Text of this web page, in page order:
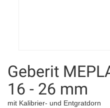
Geberit
16 - 26 mm
mit Kalibrier- und Entgratdorn